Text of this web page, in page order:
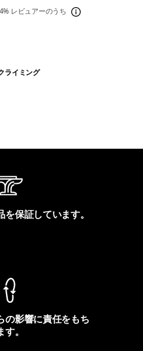
レビュアーのうち
ライミング
保証しています。
の影響に責任をもち
す。